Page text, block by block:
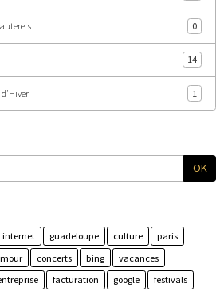
0
14
d'Hiver 1
OK
internet guadeloupe culture
paris
concerts bing
vacances
facturation google festivals